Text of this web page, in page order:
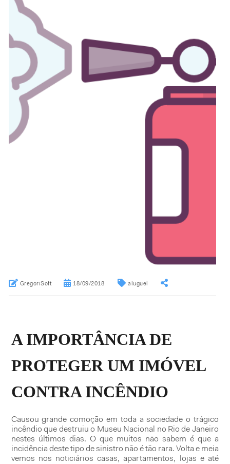
GregoriSoft 18/09/2018 aluguel
A IMPORTÂNCIA DE
PROTEGER UM IMÓVEL
CONTRA INCÊNDIO
Causou grande comoção em toda a sociedade o trágico
incêndio que destruiu o Museu Nacional no Rio de Janeiro
nestes últimos dias. O que muitos não sabem é que a
incidência deste tipo de sinistro não é tão rara. Volta e meia
vemos nos noticiários casas, apartamentos, lojas e até